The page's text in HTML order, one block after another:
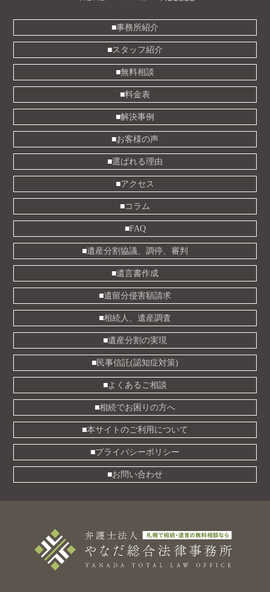
事務所紹介
スタッフ紹介
無料相談
料金表
解決事例
お客様の声
選ばれる理由
アクセス
コラム
FAQ
遺産分割協議、調停、審判
遺言書作成
遺留分侵害額請求
相続人、遺産調査
遺産分割の実現
民事信託(認知症対策)
よくあるご相談
相続でお困りの方へ
本サイトのご利用について
プライバシーポリシー
お問い合わせ